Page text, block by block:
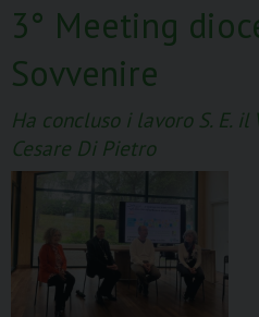
3° Meeting
Sovvenire
Ha concluso i lavoro S. E. il
Cesare Di Pietro